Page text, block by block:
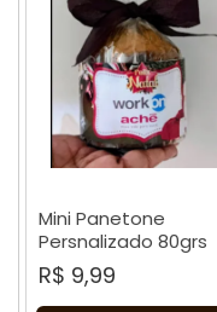
Mini Panetone
Persnalizado 80grs
R$ 9,99